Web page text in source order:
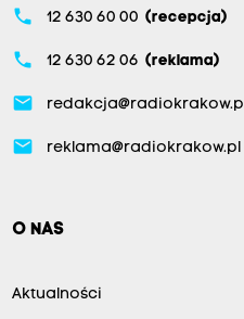
phone 12 630 60 00 (recepcja)
phone 12 630 62 06 (reklama)
email redakcja@radiokrakow.pl
email reklama@radiokrakow.pl
O NAS
Aktualności